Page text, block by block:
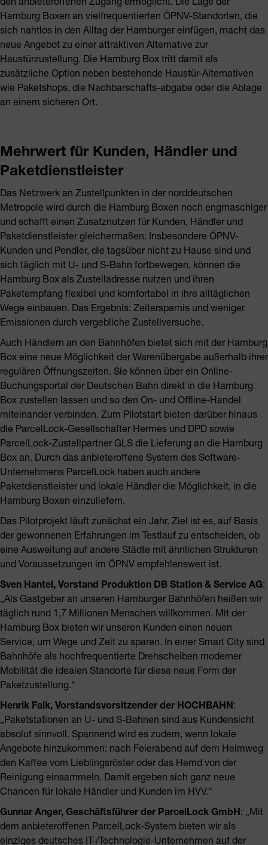
Hamburg Boxen an vielfrequentierten ÖPNV-Standorten, die
sich nahtlos in den Alltag der Hamburger einfügen, macht das
neue Angebot zu einer attraktiven Alternative zur
Haustürzustellung. Die Hamburg Box tritt damit als
zusätzliche Option neben bestehende Haustür-Alternativen
wie Paketshops, die Nachbarschafts-abgabe oder die Ablage
an einem sicheren Ort.
Mehrwert für Kunden, Händler und
Paketdienstleister
Das Netzwerk an Zustellpunkten in der norddeutschen
Metropole wird durch die Hamburg Boxen noch engmaschiger
und schafft einen Zusatznutzen für Kunden, Händler und
Paketdienstleister gleichermaßen: Insbesondere ÖPNV-
Kunden und Pendler, die tagsüber nicht zu Hause sind und
sich täglich mit U- und S-Bahn fortbewegen, können die
Hamburg Box als Zustelladresse nutzen und ihren
Paketempfang flexibel und komfortabel in ihre alltäglichen
Wege einbauen. Das Ergebnis: Zeitersparnis und weniger
Emissionen durch vergebliche Zustellversuche.
Auch Händlern an den Bahnhöfen bietet sich mit der Hamburg
Box eine neue Möglichkeit der Warenübergabe außerhalb ihrer
regulären Öffnungszeiten. Sie können über ein Online-
Buchungsportal der Deutschen Bahn direkt in die Hamburg
Box zustellen lassen und so den On- und Offline-Handel
miteinander verbinden. Zum Pilotstart bieten darüber hinaus
die ParcelLock-Gesellschafter Hermes und DPD sowie
ParcelLock-Zustellpartner GLS die Lieferung an die Hamburg
Box an. Durch das anbieteroffene System des Software-
Unternehmens ParcelLock haben auch andere
Paketdienstleister und lokale Händler die Möglichkeit, in die
Hamburg Boxen einzuliefern.
Das Pilotprojekt läuft zunächst ein Jahr. Ziel ist es, auf Basis
der gewonnenen Erfahrungen im Testlauf zu entscheiden, ob
eine Ausweitung auf andere Städte mit ähnlichen Strukturen
und Voraussetzungen im ÖPNV empfehlenswert ist.
Sven Hantel, Vorstand Produktion DB Station & Service AG:
„Als Gastgeber an unseren Hamburger Bahnhöfen heißen wir
täglich rund 1,7 Millionen Menschen willkommen. Mit der
Hamburg Box bieten wir unseren Kunden einen neuen
Service, um Wege und Zeit zu sparen. In einer Smart City sind
Bahnhöfe als hochfrequentierte Drehscheiben moderner
Mobilität die idealen Standorte für diese neue Form der
Paketzustellung.“
Henrik Falk, Vorstandsvorsitzender der HOCHBAHN:
„Paketstationen an U- und S-Bahnen sind aus Kundensicht
absolut sinnvoll. Spannend wird es zudem, wenn lokale
Angebote hinzukommen: nach Feierabend auf dem Heimweg
den Kaffee vom Lieblingsröster oder das Hemd von der
Reinigung einsammeln. Damit ergeben sich ganz neue
Chancen für lokale Händler und Kunden im HVV.“
Gunnar Anger, Geschäftsführer der ParcelLock GmbH: „Mit
dem anbieteroffenen ParcelLock-System bieten wir als
einziges deutsches IT-/Technologie-Unternehmen auf der